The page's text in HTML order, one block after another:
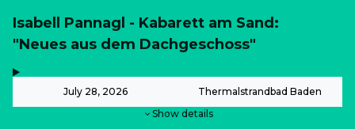
Isabell Pannagl - Kabarett am Sand:
"Neues aus dem Dachgeschoss"
July 28, 2026 Thermalstrandbad Baden
Show details